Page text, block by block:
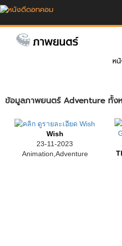
ห
ข้อมูลภาพยนตร์ Adventure ทั้ง
Wish
23-11-2023
Animation,Adventure